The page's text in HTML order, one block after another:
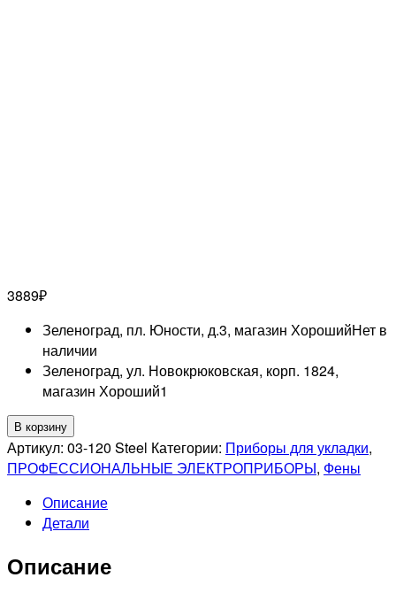
3889₽
Зеленоград, пл. Юности, д.3, магазин ХорошийНет в
наличии
Зеленоград, ул. Новокрюковская, корп. 1824,
магазин Хороший1
Количество
товара
DEWAL
BARBER
STYLE
серебристый,
В корзину
Артикул: 03-120 Steel Категории: Приборы для укладки,
ПРОФЕССИОНАЛЬНЫЕ ЭЛЕКТРОПРИБОРЫ, Фены
Описание
Детали
Описание